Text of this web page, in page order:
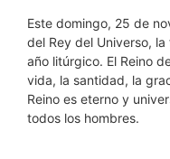
Este domingo, 25 de
del Rey del Universo,
año litúrgico. El Reino
vida, la santidad, la
Reino es eterno y
todos los hombres.